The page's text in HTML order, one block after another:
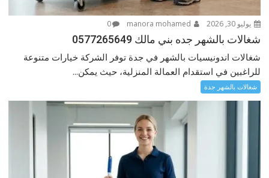
يوليو 30, 2026 0
شغالات بالشهر جده بني مالك 0577265649
شغالات اندونيسيات بالشهر في جدة توفر الشركة خيارات متنوعة
للراغبين في استقدام العمالة المنزلية، حيث يمكن...
شغالات بالشهر جدة